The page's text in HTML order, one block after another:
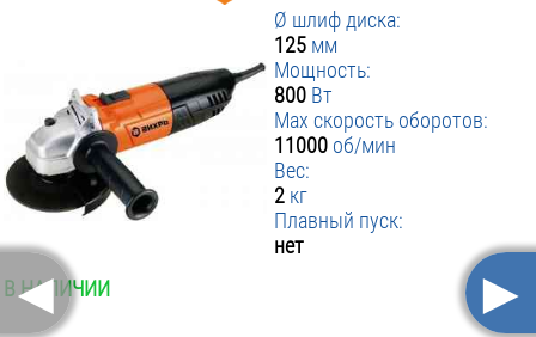
100 р.
Ø шлиф диска:
125 мм
Мощность:
800 Вт
Max скорость оборотов:
11000 об/мин
Вес:
2 кг
Плавный пуск:
нет
В НАЛИЧИИ
◄ ►